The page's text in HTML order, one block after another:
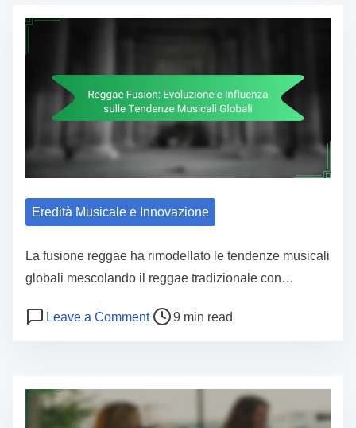
Eredità Musicale e Innovazione
La fusione reggae ha rimodellato le tendenze musicali
globali mescolando il reggae tradizionale con…
Leave a Commenton Reggae Fusion: Evoluzione e
Post read time 9 min read